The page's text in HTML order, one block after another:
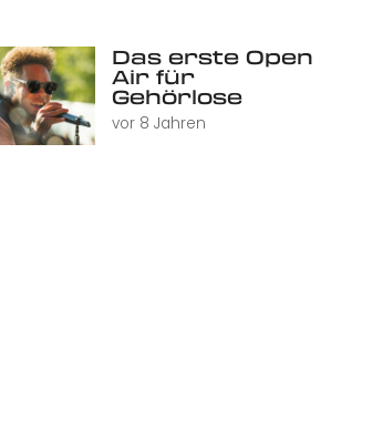
Das erste Open
Air für
Gehörlose
vor 8 Jahren